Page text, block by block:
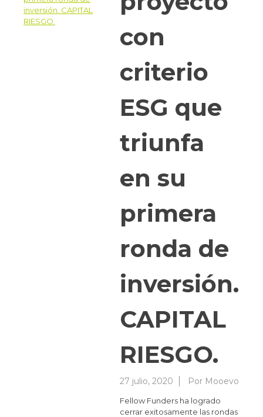
con
criterio
ESG que
triunfa
en su
primera
ronda de
inversión.
CAPITAL
RIESGO.
27 julio, 2020 Por Mooevo
Fellow Funders ha logrado
cerrar exitosamente las rondas